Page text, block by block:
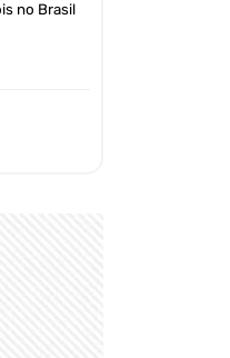
no Brasil